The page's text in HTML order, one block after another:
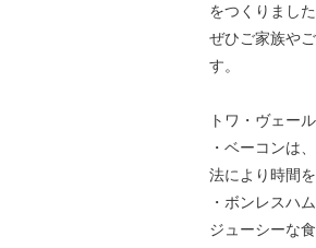
をつくりました
ぜひご家族や
す。
トワ・ヴェー
・ベーコンは
法により時間
・ボンレスハ
ジューシーな